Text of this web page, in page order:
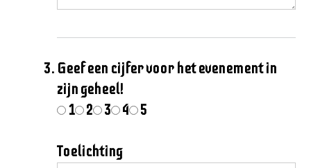
Geef een cijfer voor het evenement in
zijn geheel!
1
2 3 4 5
Toelichting